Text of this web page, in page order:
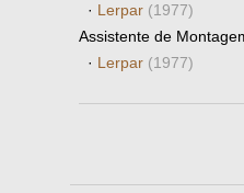
· Lerpar (1977)
Assistente de
· Lerpar (1977)